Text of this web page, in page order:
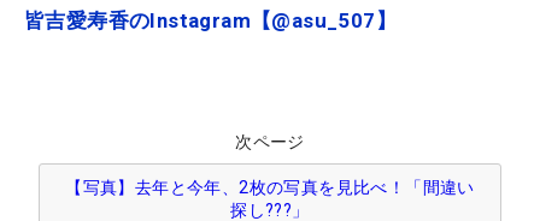
皆吉愛寿香のInstagram【@asu_507】
次ページ
【写真】去年と今年、2枚の写真を見比べ！「間違い
探し???」